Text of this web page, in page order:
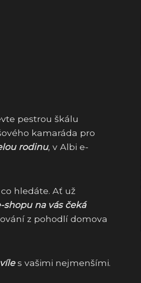
pestrou škálu
kamaráda pro
rodinu, v Albi e-
hledáte. Ať už
shopu na vás čeká
z pohodlí domova
s vašimi nejmenšími.